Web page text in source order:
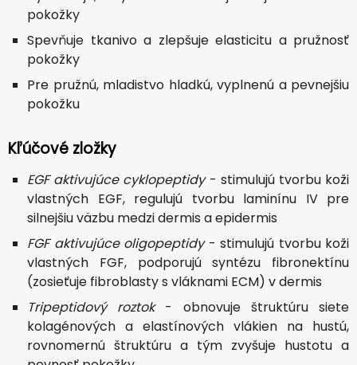
pokožky
Spevňuje tkanivo a zlepšuje elasticitu a pružnosť
pokožky
Pre pružnú, mladistvo hladkú, vyplnenú a pevnejšiu
pokožku
Kľúčové zložky
EGF aktivujúce cyklopeptidy- stimulujú tvorbu koži
vlastných EGF, regulujú tvorbu laminínu IV pre
silnejšiu väzbu medzi dermis a epidermis
FGF aktivujúce oligopeptidy- stimulujú tvorbu koži
vlastných FGF, podporujú syntézu fibronektínu
(zosieťuje fibroblasty s vláknami ECM) v dermis
Tripeptidový roztok- obnovuje štruktúru siete
kolagénových a elastínových vlákien na hustú,
rovnomernú štruktúru a tým zvyšuje hustotu a